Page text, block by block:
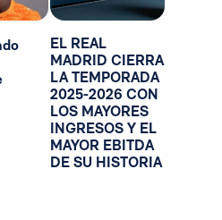
EL REAL
MADRID CIERRA
LA TEMPORADA
2025-2026 CON
LOS MAYORES
INGRESOS Y EL
MAYOR EBITDA
DE SU HISTORIA